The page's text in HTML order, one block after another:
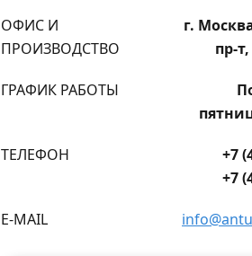
ОФИС И
ПРОИЗВОДСТВО
г.
пр-
ГРАФИК РАБОТЫ
ТЕЛЕФОН
+7
+7
E-MAIL